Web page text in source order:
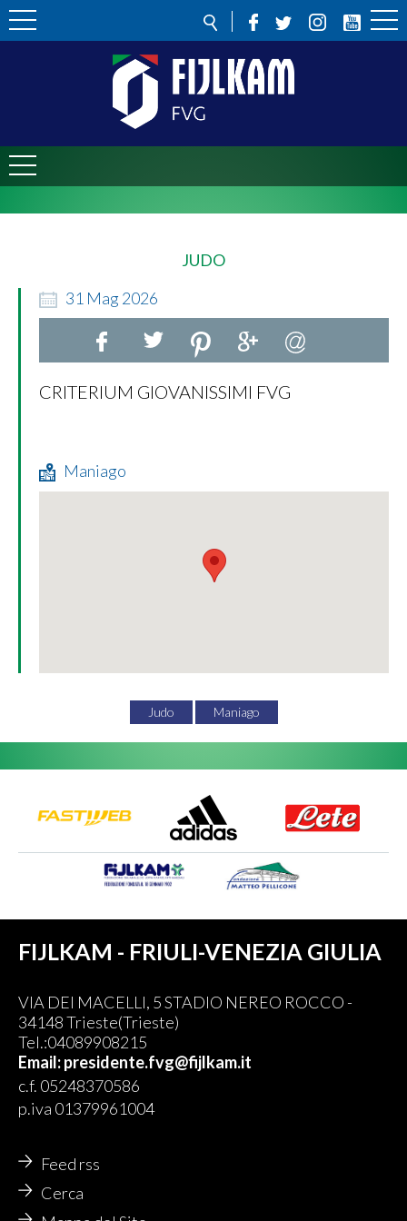
JUDO
31 Mag2026
CRITERIUM GIOVANISSIMI FVG
Maniago
Judo Maniago
FIJLKAM - FRIULI-VENEZIA GIULIA
VIA DEI MACELLI, 5 STADIO NEREO ROCCO -
34148 Trieste(Trieste)
Tel.:04089908215
Email: presidente.fvg@fijlkam.it
c.f. 05248370586
p.iva 01379961004
Feed rss
Cerca